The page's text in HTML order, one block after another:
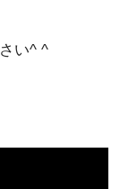
い^ ^